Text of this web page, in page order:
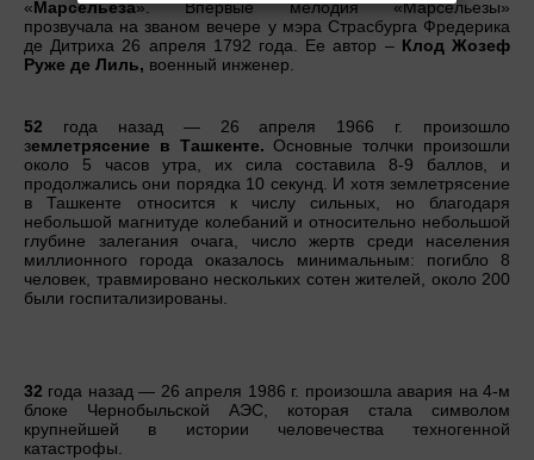
«Марсельеза». Впервые мелодия «Марсельезы»
прозвучала на званом вечере у мэра Страсбурга Фредерика
де Дитриха 26 апреля 1792 года. Ее автор – Клод Жозеф
Руже де Лиль, военный инженер.
52 года назад — 26 апреля 1966 г. произошло
землетрясение в Ташкенте. Основные толчки произошли
около 5 часов утра, их сила составила 8-9 баллов, и
продолжались они порядка 10 секунд. И хотя землетрясение
в Ташкенте относится к числу сильных, но благодаря
небольшой магнитуде колебаний и относительно небольшой
глубине залегания очага, число жертв среди населения
миллионного города оказалось минимальным: погибло 8
человек, травмировано нескольких сотен жителей, около 200
были госпитализированы.
32 года назад — 26 апреля 1986 г. произошла авария на 4-м
блоке Чернобыльской АЭС, которая стала символом
крупнейшей в истории человечества техногенной
катастрофы.